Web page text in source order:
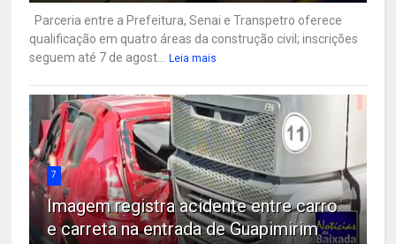
Parceria entre a Prefeitura, Senai e Transpetro oferece
qualificação em quatro áreas da construção civil; inscrições
seguem até 7 de agost...
Leia mais
7
Imagem registra acidente entre carro
e carreta na entrada de Guapimirim